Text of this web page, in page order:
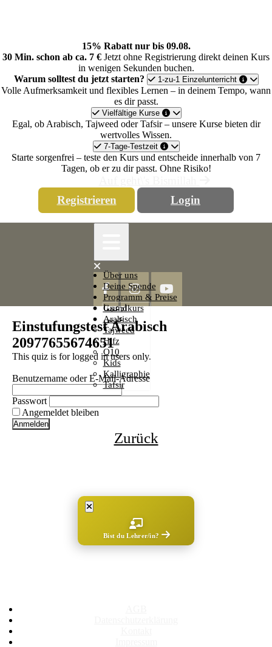
15% Rabatt nur bis 09.08.
30 Min. schon ab ca. 7 € Jetzt ohne Registrierung direkt deinen Kurs
in wenigen Sekunden buchen.
Warum solltest du jetzt starten?
1-zu-1 Einzelunterricht
Volle Aufmerksamkeit und flexibles Lernen – in deinem Tempo, wann
es dir passt.
Vielfältige Kurse
Egal, ob Arabisch, Tajweed oder Tafsir – unsere Kurse bieten dir
wertvolles Wissen.
7-Tage-Testzeit
Starte sorgenfrei – teste den Kurs und entscheide innerhalb von 7
Tagen, ob er zu dir passt. Ohne Risiko!
Registrieren
Login
Close
Button
Über uns
Deine Spende
Programm & Preise
Grundkurs
Arabisch
Tajweed
Hifz
Q10
Kids
Kalligraphie
Tafsir
ادعمنا
عربي
Einstufungstest Arabisch
20977655674651
This quiz is for logged in users only.
Benutzername oder E-Mail-Adresse
Passwort
Angemeldet bleiben
Zurück
Bist du Lehrer/in?